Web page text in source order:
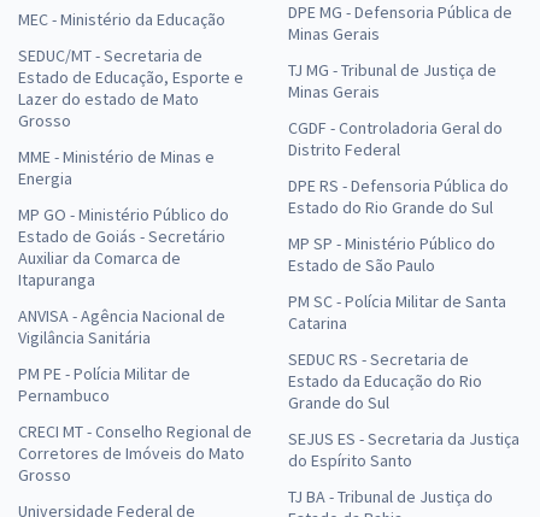
MEC - Ministério da Educação
SEDUC/MT - Secretaria de
Estado de Educação, Esporte e
Lazer do estado de Mato
Grosso
MME - Ministério de Minas e
Energia
MP GO - Ministério Público do
Estado de Goiás - Secretário
Auxiliar da Comarca de
Itapuranga
ANVISA - Agência Nacional de
Vigilância Sanitária
PM PE - Polícia Militar de
Pernambuco
CRECI MT - Conselho Regional de
Corretores de Imóveis do Mato
Grosso
Universidade Federal de
DPE MG - Defensoria Pública de
Minas Gerais
TJ MG - Tribunal de Justiça de
Minas Gerais
CGDF - Controladoria Geral do
Distrito Federal
DPE RS - Defensoria Pública do
Estado do Rio Grande do Sul
MP SP - Ministério Público do
Estado de São Paulo
PM SC - Polícia Militar de Santa
Catarina
SEDUC RS - Secretaria de
Estado da Educação do Rio
Grande do Sul
SEJUS ES - Secretaria da Justiça
do Espírito Santo
TJ BA - Tribunal de Justiça do